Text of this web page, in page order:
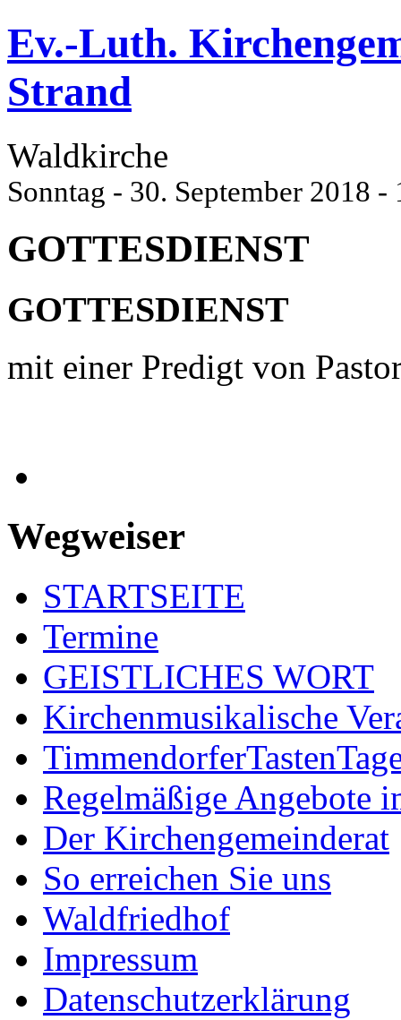
Ev.-Luth.
Strand
Waldkirche
Sonntag - 30. September 2018 -
GOTTESDIENST
GOTTESDIENST
mit einer Predigt von
Wegweiser
STARTSEITE
Termine
GEISTLICHES WORT
Kirchenmusikalische
Regelmäßige Angebote
Der Kirchengemeinderat
So erreichen Sie uns
Waldfriedhof
Impressum
Datenschutzerklärung